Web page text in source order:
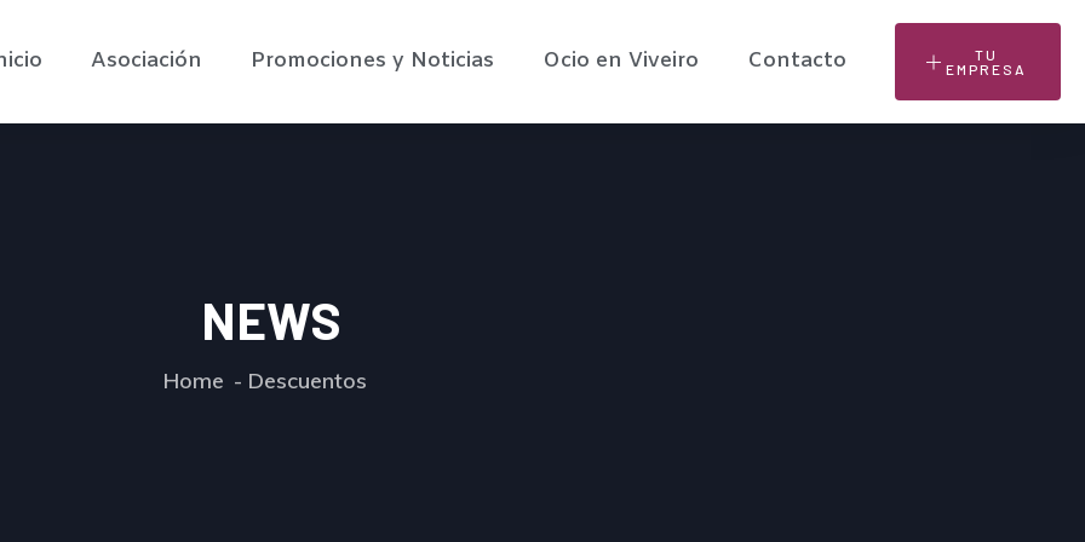
Asociación Promociones y Noticias Ocio en Viveiro Contacto
TU
EMPRESA
NEWS
Home Descuentos